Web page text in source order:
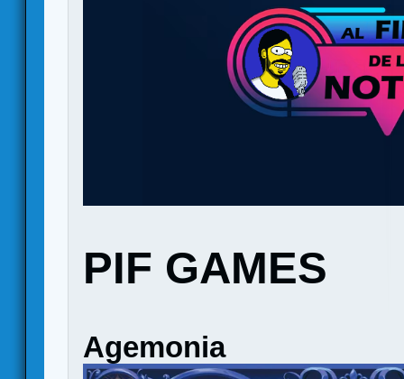
PIF GAMES
Agemonia